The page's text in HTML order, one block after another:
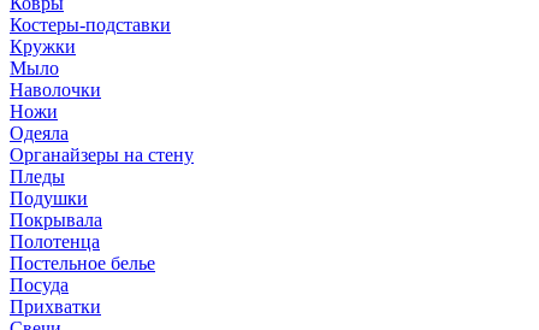
Костеры-подставки
Кружки
Мыло
Наволочки
Ножи
Одеяла
Органайзеры на стену
Пледы
Подушки
Покрывала
Полотенца
Постельное белье
Посуда
Прихватки